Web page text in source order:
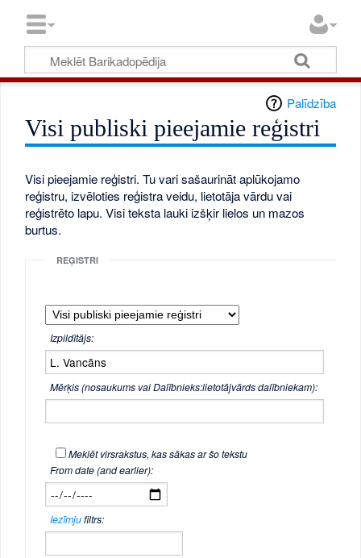
Palīdzība
Visi publiski pieejamie reģistri
Visi pieejamie reģistri. Tu vari sašaurināt aplūkojamo
reģistru, izvēloties reģistra veidu, lietotāja vārdu vai
reģistrēto lapu. Visi teksta lauki izšķir lielos un mazos
burtus.
REĢISTRI
Izpildītājs:
Mērķis (nosaukums vai Dalībnieks:lietotājvārds dalībniekam):
Meklēt virsrakstus, kas sākas ar šo tekstu
From date (and earlier):
Iezīmjufiltrs: